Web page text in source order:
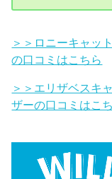
＞＞ロニーキャッ
の口コミはこちら
＞＞エリザベスキ
ザーの口コミはこ